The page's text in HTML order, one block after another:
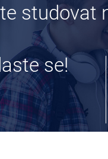
studovat
se!